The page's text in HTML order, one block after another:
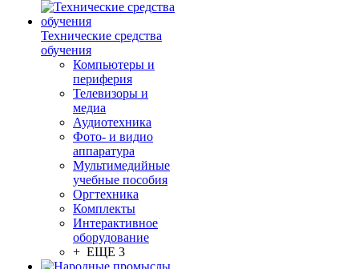
Технические средства
обучения
Компьютеры и
периферия
Телевизоры и
медиа
Аудиотехника
Фото- и видио
аппаратура
Мультимедийные
учебные пособия
Оргтехника
Комплекты
Интерактивное
оборудование
+ ЕЩЕ 3